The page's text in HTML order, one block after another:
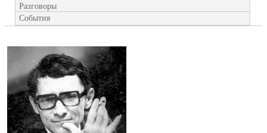
Разговоры
События